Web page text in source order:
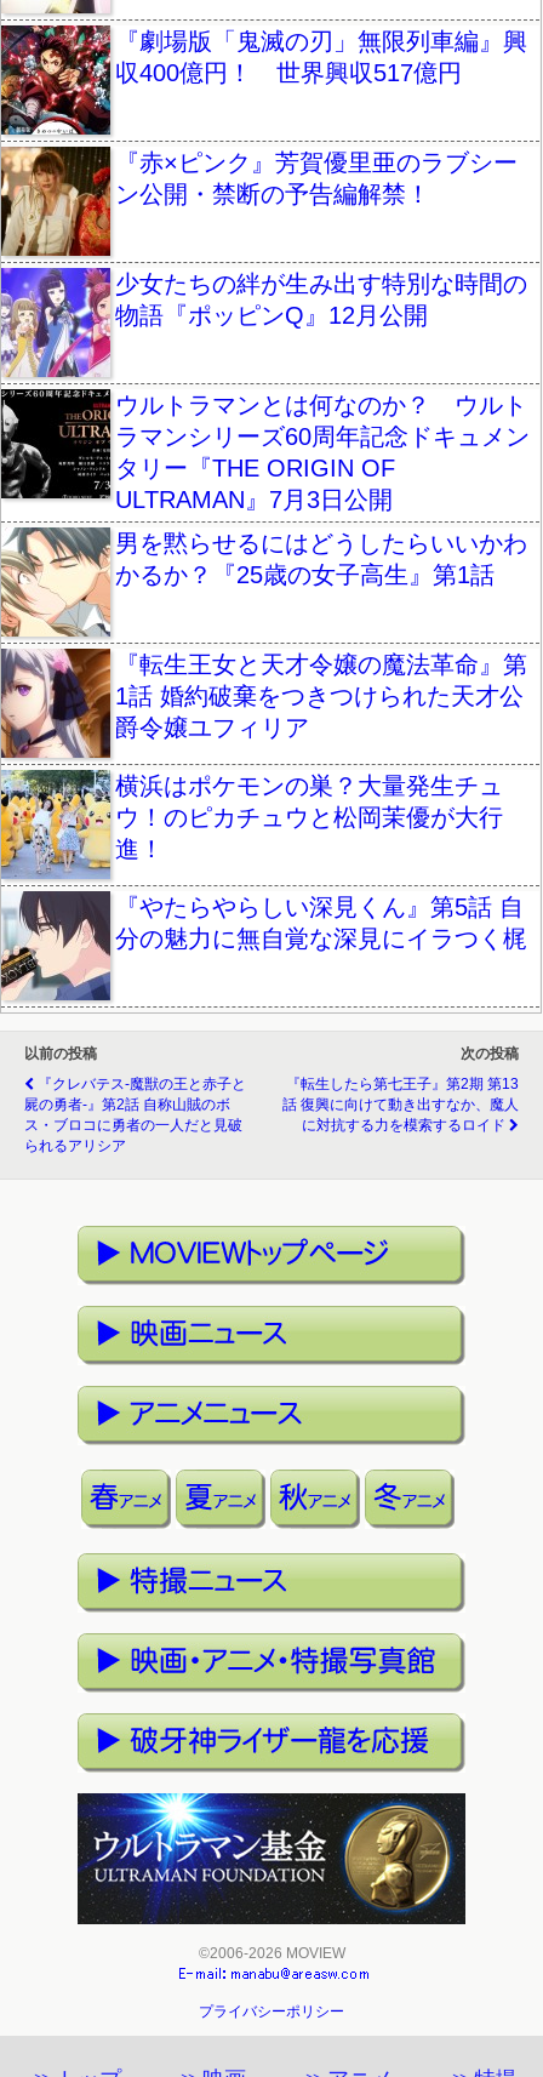
『劇場版「鬼滅の刃」無限列車編』興
収400億円！ 世界興収517億円
『赤×ピンク』芳賀優里亜のラブシー
ン公開・禁断の予告編解禁！
少女たちの絆が生み出す特別な時間の
物語『ポッピンQ』12月公開
ウルトラマンとは何なのか？ ウルト
ラマンシリーズ60周年記念ドキュメン
タリー『THE ORIGIN OF
ULTRAMAN』7月3日公開
男を黙らせるにはどうしたらいいかわ
かるか？『25歳の女子高生』第1話
『転生王女と天才令嬢の魔法革命』第
1話 婚約破棄をつきつけられた天才公
爵令嬢ユフィリア
横浜はポケモンの巣？大量発生チュ
ウ！のピカチュウと松岡茉優が大行
進！
『やたらやらしい深見くん』第5話 自
分の魅力に無自覚な深見にイラつく梶
以前の投稿
『クレバテス-魔獣の王と赤子と
屍の勇者-』第2話 自称山賊のボ
ス・ブロコに勇者の一人だと見破
られるアリシア
次の投稿
『転生したら第七王子』第2期 第13
話 復興に向けて動き出すなか、魔人
に対抗する力を模索するロイド
©2006-2026 MOVIEW
プライバシーポリシー